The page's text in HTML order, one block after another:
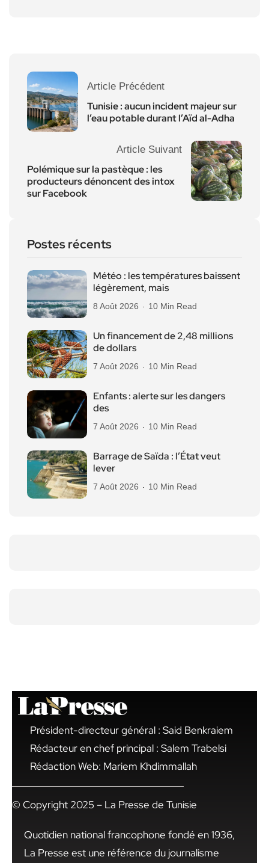
Article Précédent
Tunisie : aucun incident majeur sur
l’eau potable durant l’Aïd al-Adha
Article Suivant
Polémique sur la pastèque : les
producteurs dénoncent des intox
sur Facebook
Postes récents
Météo : les températures baissent
légèrement, mais
8 Août 2026 10 Min Read
Un financement de 2,48 millions
de dollars
7 Août 2026 10 Min Read
Enfants : alerte sur les dangers
des
7 Août 2026 10 Min Read
Barrage de Saïda : l’État veut
lever
7 Août 2026 10 Min Read
Président-directeur général : Said Benkraiem
Rédacteur en chef principal : Salem Trabelsi
Rédaction Web: Mariem Khdimmallah
© Copyright 2025 – La Presse de Tunisie
Quotidien national francophone fondé en 1936,
La Presse est une référence du journalisme